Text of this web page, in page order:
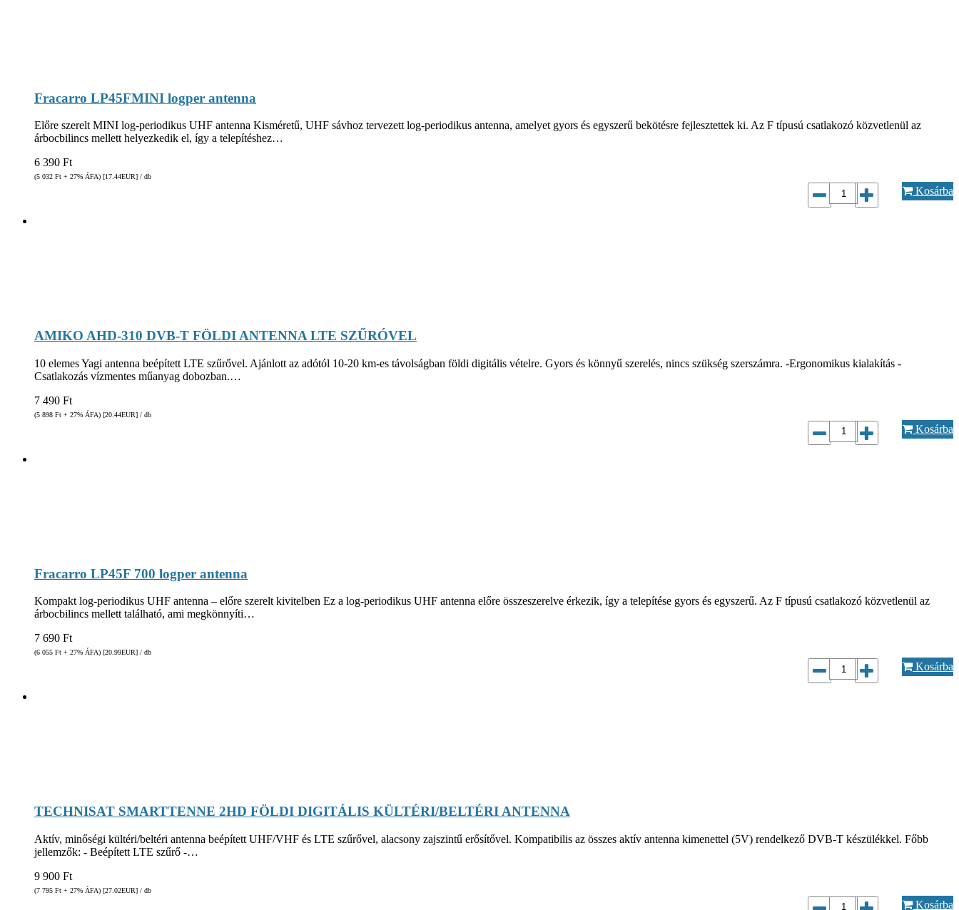
Fracarro LP45FMINI logper antenna
Előre szerelt MINI log-periodikus UHF antenna Kisméretű, UHF sávhoz tervezett log-periodikus antenna, amelyet gyors és egyszerű bekötésre fejlesztettek ki. Az F típusú csatlakozó közvetlenül az
árbocbilincs mellett helyezkedik el, így a telepítéshez…
6 390 Ft
(5 032 Ft + 27% ÁFA) [17.44EUR] / db
Kosárba
AMIKO AHD-310 DVB-T FÖLDI ANTENNA LTE SZŰRÓVEL
10 elemes Yagi antenna beépített LTE szűrővel. Ajánlott az adótól 10-20 km-es távolságban földi digitális vételre. Gyors és könnyű szerelés, nincs szükség szerszámra. -Ergonomikus kialakítás -
Csatlakozás vízmentes műanyag dobozban.…
7 490 Ft
(5 898 Ft + 27% ÁFA) [20.44EUR] / db
Kosárba
Fracarro LP45F 700 logper antenna
Kompakt log-periodikus UHF antenna – előre szerelt kivitelben Ez a log-periodikus UHF antenna előre összeszerelve érkezik, így a telepítése gyors és egyszerű. Az F típusú csatlakozó közvetlenül az
árbocbilincs mellett található, ami megkönnyíti…
7 690 Ft
(6 055 Ft + 27% ÁFA) [20.99EUR] / db
Kosárba
TECHNISAT SMARTTENNE 2HD FÖLDI DIGITÁLIS KÜLTÉRI/BELTÉRI ANTENNA
Aktív, minőségi kültéri/beltéri antenna beépített UHF/VHF és LTE szűrővel, alacsony zajszintű erősítővel. Kompatibilis az összes aktív antenna kimenettel (5V) rendelkező DVB-T készülékkel. Főbb
jellemzők: - Beépített LTE szűrő -…
9 900 Ft
(7 795 Ft + 27% ÁFA) [27.02EUR] / db
Kosárba